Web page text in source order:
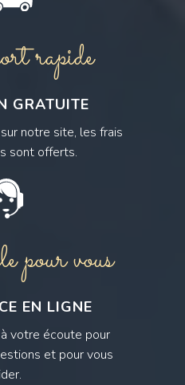
rapide
GRATUITE
notre site, les frais
sont offerts.
pour vous
EN LIGNE
votre écoute pour
et pour vous